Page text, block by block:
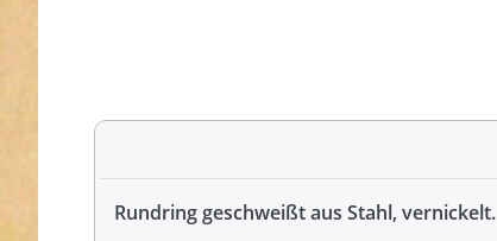
Rundring geschweißt aus Stahl, vernickelt.